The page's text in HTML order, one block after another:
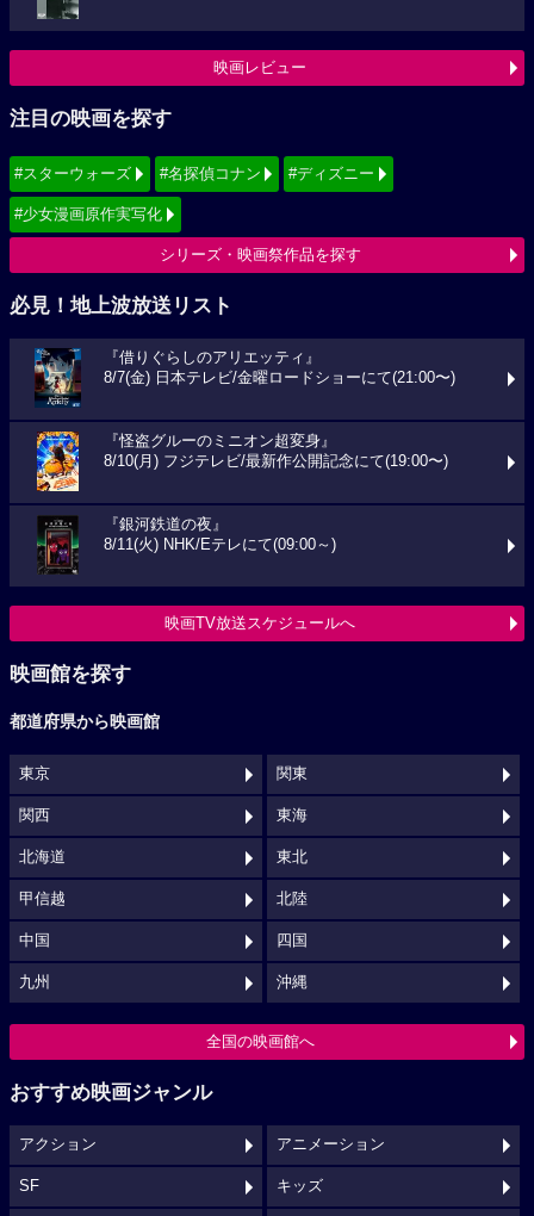
映画レビュー
注目の映画を探す
#スターウォーズ #名探偵コナン #ディズニー
#少女漫画原作実写化
シリーズ・映画祭作品を探す
必見！地上波放送リスト
『借りぐらしのアリエッティ』
8/7(金) 日本テレビ/金曜ロードショーにて(21:00〜)
『怪盗グルーのミニオン超変身』
8/10(月) フジテレビ/最新作公開記念にて(19:00〜)
『銀河鉄道の夜』
8/11(火) NHK/Eテレにて(09:00～)
映画TV放送スケジュールへ
映画館を探す
都道府県から映画館
東京 関東
関西 東海
北海道 東北
甲信越 北陸
中国 四国
九州 沖縄
全国の映画館へ
おすすめ映画ジャンル
アクション アニメーション
SF キッズ